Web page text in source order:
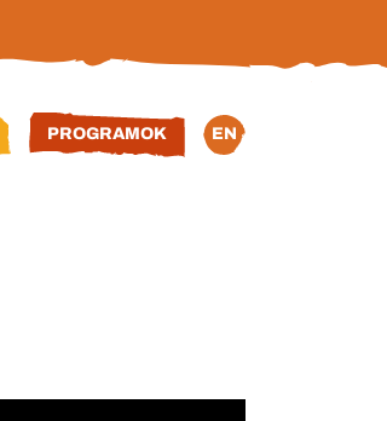
PROGRAMOK EN